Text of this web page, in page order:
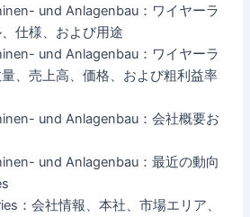
und Anlagenbau：ワイヤーラ
仕様、および用途
und Anlagenbau：ワイヤーラ
、売上高、価格、および粗利益率
und Anlagenbau：会社概要お
und Anlagenbau：最近の動向
：会社情報、本社、市場エリア、